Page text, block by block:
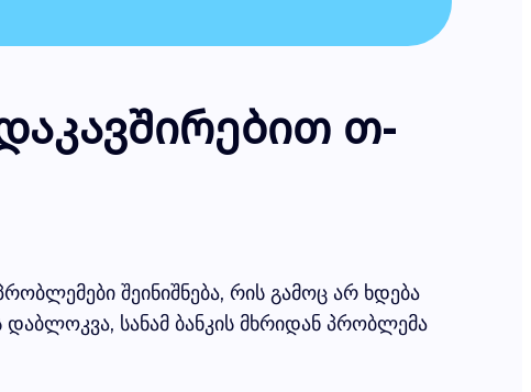
თ-
შეინიშნება, რის გამოც არ ხდება
დაბლოკვა, სანამ ბანკის მხრიდან პრობლემა